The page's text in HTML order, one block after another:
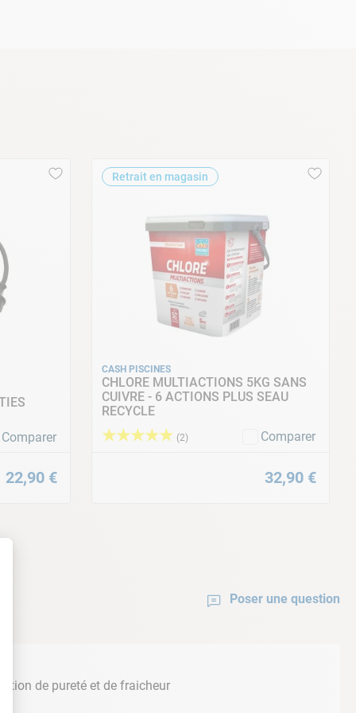
aussi de votre été, aussi bien pour le
et de confort pour des beaux moments
avec liner triple épaisseur
Comparer
22,90 €
Retrait en magasin
CASH PISCINES
CHLORE MULTIACTIONS 5KG SANS
CUIVRE - 6 ACTIONS PLUS SEAU
RECYCLE
★★★★★ (2) Comparer
32,90 €
Poser une question
de pureté et de fraicheur
: Personnalisez vos Options